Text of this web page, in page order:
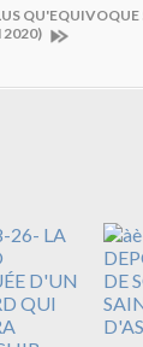
QU'EQUIVOQUE
2020)